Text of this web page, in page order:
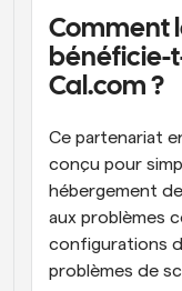
Comment
bénéficie-
Cal.com ?
Ce partenariat
conçu pour
hébergement
aux problèmes
configurations
problèmes de